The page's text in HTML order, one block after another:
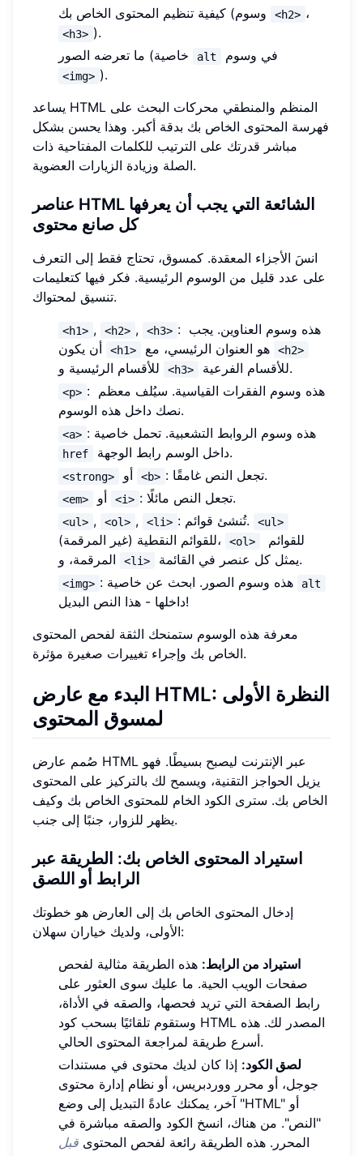
<h2> ،
<h3> ).
alt في وسوم
<img> ).
يساعد HTML المنظم والمنطقي محركات البحث على
فهرسة المحتوى الخاص بك بدقة أكبر. وهذا يحسن بشكل
مباشر قدرتك على الترتيب للكلمات المفتاحية ذات
الصلة وزيادة الزيارات العضوية.
عناصر HTML الشائعة التي يجب أن يعرفها
كل صانع محتوى
انسَ الأجزاء المعقدة. كمسوق، تحتاج فقط إلى التعرف
على عدد قليل من الوسوم الرئيسية. فكر فيها كتعليمات
تنسيق لمحتواك.
<h1> , <h2> , <h3> : هذه وسوم العناوين. يجب
<h1> هو العنوان الرئيسي، مع <h2>
<h3> للأقسام الفرعية.
<p> : هذه وسوم الفقرات القياسية. سيُلف معظم
نصك داخل هذه الوسوم.
<a> : هذه وسوم الروابط التشعبية. تحمل خاصية
href داخل الوسم رابط الوجهة.
<strong> <b> : تجعل النص غامقًا.
<em> <i> : تجعل النص مائلًا.
<ul> , <ol> , <li> : تُنشئ قوائم. <ul>
للقوائم النقطية (غير المرقمة)، <ol>
<li> يمثل كل عنصر في القائمة.
<img> : هذه وسوم الصور. ابحث عن خاصية alt
داخلها - هذا النص البديل!
معرفة هذه الوسوم ستمنحك الثقة لفحص المحتوى
الخاص بك وإجراء تغييرات صغيرة مؤثرة.
البدء مع عارض HTML: النظرة الأولى
لمسوق المحتوى
صُمم عارض HTML عبر الإنترنت ليصبح بسيطًا. فهو
يزيل الحواجز التقنية، ويسمح لك بالتركيز على المحتوى
الخاص بك. سترى الكود الخام للمحتوى الخاص بك وكيف
يظهر للزوار، جنبًا إلى جنب.
استيراد المحتوى الخاص بك: الطريقة عبر
الرابط أو اللصق
إدخال المحتوى الخاص بك إلى العارض هو خطوتك
الأولى، ولديك خياران سهلان:
استيراد من الرابط: هذه الطريقة مثالية لفحص
صفحات الويب الحية. ما عليك سوى العثور على
رابط الصفحة التي تريد فحصها، والصقه في الأداة،
وستقوم تلقائيًا بسحب كود HTML المصدر لك. هذه
أسرع طريقة لمراجعة المحتوى الحالي.
لصق الكود: إذا كان لديك محتوى في مستندات
جوجل، أو محرر ووردبريس، أو نظام إدارة محتوى
آخر، يمكنك عادةً التبديل إلى وضع "HTML" أو
"النص". من هناك، انسخ الكود والصقه مباشرة في
المحرر. هذه الطريقة رائعة لفحص المحتوى قبل